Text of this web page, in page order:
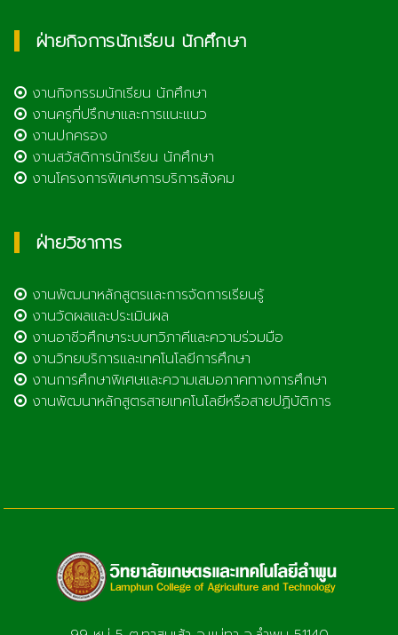
ฝ่ายกิจการนักเรียน นักศึกษา
งานกิจกรรมนักเรียน นักศึกษา
งานครูที่ปรึกษาและการแนะแนว
งานปกครอง
งานสวัสดิการนักเรียน นักศึกษา
งานโครงการพิเศษการบริการสังคม
ฝ่ายวิชาการ
งานพัฒนาหลักสูตรและการจัดการเรียนรู้
งานวัดผลและประเมินผล
งานอาชีวศึกษาระบบทวิภาคีและความร่วมมือ
งานวิทยบริการและเทคโนโลยีการศึกษา
งานการศึกษาพิเศษและความเสมอภาคทางการศึกษา
งานพัฒนาหลักสูตรสายเทคโนโลยีหรือสายปฏิบัติการ